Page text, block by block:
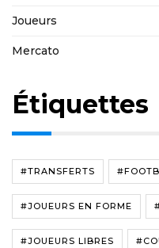
Joueurs
Mercato
Étiquettes
#TRANSFERTS
#JOUEURS EN FORME
#JOUEURS LIBRES